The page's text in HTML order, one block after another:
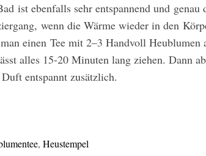
ist ebenfalls sehr entspannend und genau
wenn die Wärme wieder in den
einen Tee mit 2–3 Handvoll Heublumen
alles 15-20 Minuten lang ziehen. Dann
entspannt zusätzlich.
, Heustempel